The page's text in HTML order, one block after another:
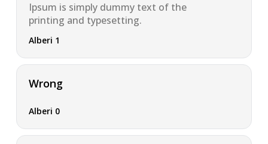
Ipsum is simply dummy text of the
printing and typesetting.
Alberi 1
Wrong
Alberi 0